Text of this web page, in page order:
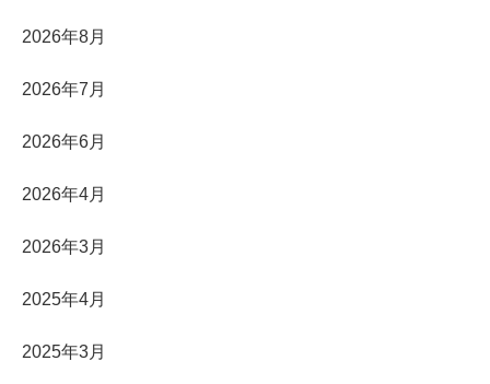
2026年8月
2026年7月
2026年6月
2026年4月
2026年3月
2025年4月
2025年3月